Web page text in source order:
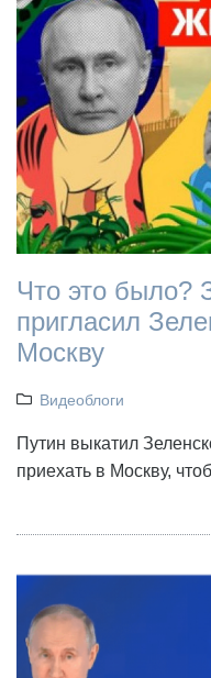
Что это было?
пригласил
Москву
Видеоблоги
Путин выкатил
приехать в Москву,